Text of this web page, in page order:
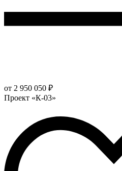
от 2 950 050 ₽
Проект «К-03»